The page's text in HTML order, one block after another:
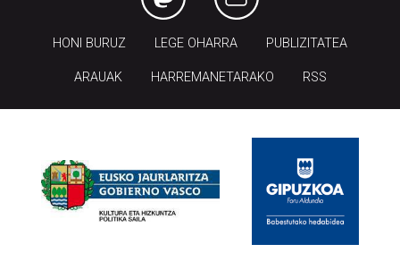
HONI BURUZ LEGE OHARRA PUBLIZITATEA
ARAUAK HARREMANETARAKO RSS